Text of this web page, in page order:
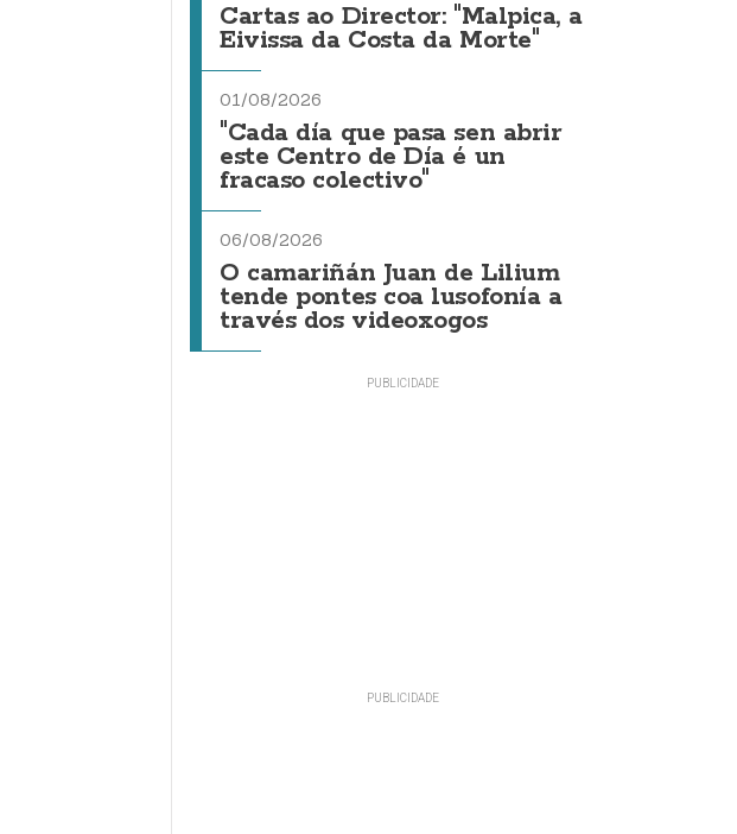
Cartas ao Director: "Malpica, a
Eivissa da Costa da Morte"
01/08/2026
"Cada día que pasa sen abrir
este Centro de Día é un
fracaso colectivo"
06/08/2026
O camariñán Juan de Lilium
tende pontes coa lusofonía a
través dos videoxogos